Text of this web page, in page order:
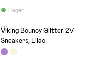
I lager
(1)
Viking Bouncy Glitter 2V
Sneakers, Lilac